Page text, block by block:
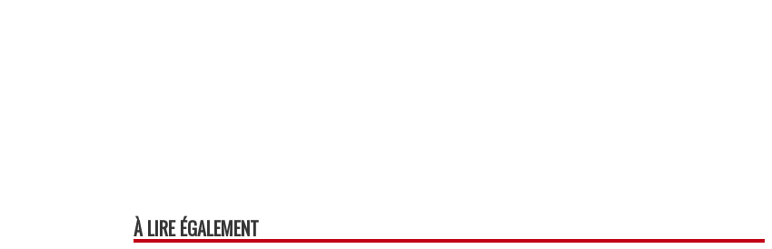
À LIRE ÉGALEMENT